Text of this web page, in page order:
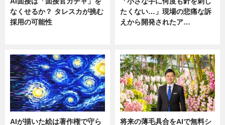
なくせるか？ タレスカが挑む
採用の可能性
たくない…」現場の悲痛な訴
えから開発されたア…
AIが描いた絵は著作権で守ら
将来の薄毛具合をAIで無料シ